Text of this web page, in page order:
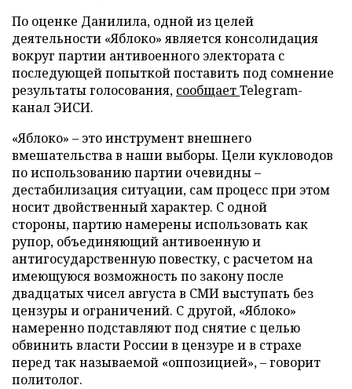
По оценке Данилила, одной из целей
деятельности «Яблоко» является консолидация
вокруг партии антивоенного электората с
последующей попыткой поставить под сомнение
результаты голосования, сообщаетTelegram-
канал ЭИСИ.
«Яблоко» – это инструмент внешнего
вмешательства в наши выборы. Цели кукловодов
по использованию партии очевидны –
дестабилизация ситуации, сам процесс при этом
носит двойственный характер. С одной
стороны, партию намерены использовать как
рупор, объединяющий антивоенную и
антигосударственную повестку, с расчетом на
имеющуюся возможность по закону после
двадцатых чисел августа в СМИ выступать без
цензуры и ограничений. С другой, «Яблоко»
намеренно подставляют под снятие с целью
обвинить власти России в цензуре и в страхе
перед так называемой «оппозицией», – говорит
политолог.